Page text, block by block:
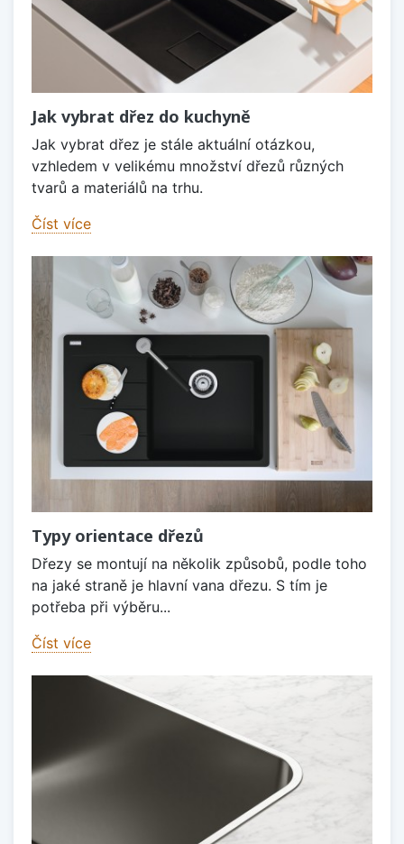
Jak vybrat dřez do kuchyně
Jak vybrat dřez je stále aktuální otázkou,
vzhledem v velikému množství dřezů různých
tvarů a materiálů na trhu.
Číst více
Typy orientace dřezů
Dřezy se montují na několik způsobů, podle toho
na jaké straně je hlavní vana dřezu. S tím je
potřeba při výběru...
Číst více